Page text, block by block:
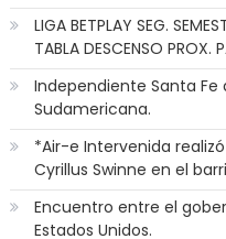
LIGA BETPLAY SEG.
TABLA DESCENSO PROX.
Independiente Santa
Sudamericana.
*Air-e Intervenida
Cyrillus Swinne en el
Encuentro entre el
Estados Unidos.